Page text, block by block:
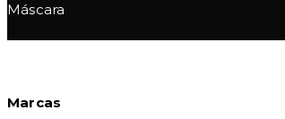
Máscara
Marcas